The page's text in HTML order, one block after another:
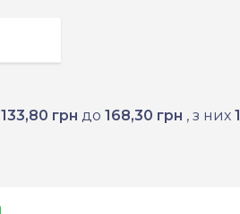
133,80 грн до 168,30 грн , з них 1